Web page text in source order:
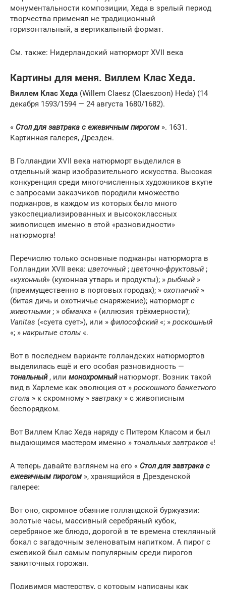
монументальности композиции, Хеда в зрелый период
творчества применял не традиционный
горизонтальный, а вертикальный формат.
См. также: Нидерландский натюрморт XVII века
Картины для меня. Виллем Клас Хеда.
Виллем Клас Хеда (Willem Claesz (Claeszoon) Heda) (14
декабря 1593/1594 — 24 августа 1680/1682).
« Стол для завтрака с ежевичным пирогом ». 1631.
Картинная галерея, Дрезден.
В Голландии XVII века натюрморт выделился в
отдельный жанр изобразительного искусства. Высокая
конкуренция среди многочисленных художников вкупе
с запросами заказчиков породили множество
поджанров, в каждом из которых было много
узкоспециализированных и высококлассных
живописцев именно в этой «разновидности»
натюрморта!
Перечислю только основные поджанры натюрморта в
Голландии XVII века: цветочный ; цветочно-фруктовый ;
«кухонный» (кухонная утварь и продукты); » рыбный »
(преимущественно в портовых городах); » охотничий »
(битая дичь и охотничье снаряжение); натюрморт с
животными ; » обманка » (иллюзия трёхмерности);
Vanitas («суета сует»), или » философский «; » роскошный
«; » накрытые столы «.
Вот в последнем варианте голландских натюрмортов
выделилась ещё и его особая разновидность —
тональный, или монохромный натюрморт. Возник такой
вид в Харлеме как эволюция от » роскошного банкетного
стола » к скромному » завтраку» с живописным
беспорядком.
Вот Виллем Клас Хеда наряду с Питером Класом и был
выдающимся мастером именно » тональных завтраков «!
А теперь давайте взглянем на его « Стол для завтрака с
ежевичным пирогом », хранящийся в Дрезденской
галерее:
Вот оно, скромное обаяние голландской буржуазии:
золотые часы, массивный серебряный кубок,
серебряное же блюдо, дорогой в те времена стеклянный
бокал с загадочным зеленоватым напитком. А пирог с
ежевикой был самым популярным среди пирогов
зажиточных горожан.
Подивимся мастерству, с которым написаны как